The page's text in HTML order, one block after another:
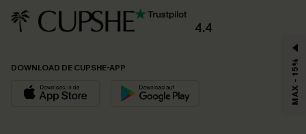
4.4
DOWNLOAD DE CUPSHE-APP MAX - 15%